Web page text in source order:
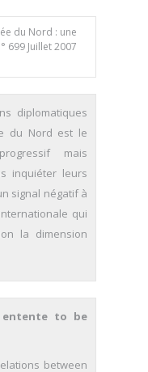
du Nord : une
699 Juillet 2007
diplomatiques
du Nord est le
mais
inquiéter leurs
signal négatif à
qui
la dimension
entente to be
between